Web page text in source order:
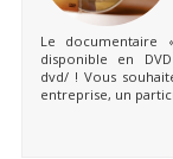
Le documentaire
disponible en
dvd/ ! Vous
entreprise, un